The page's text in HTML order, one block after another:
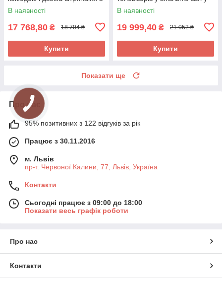
сучасному стилі Адель Сокме
В наявності
17 768,80 ₴ 18 704 ₴
Купити
стилі модерн Адель Сокме
В наявності
19 999,40 ₴ 21 052 ₴
Купити
Показати ще
Про нас
95% позитивних з 122 відгуків за рік
Працює з 30.11.2016
м. Львів
пр-т. Червоної Калини, 77, Львів, Україна
Контакти
Сьогодні працює з 09:00 до 18:00
Показати весь графік роботи
Про нас
Контакти